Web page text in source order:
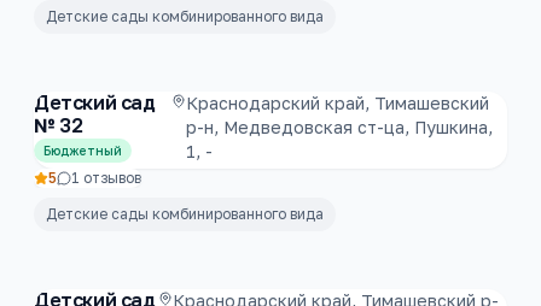
Детские сады комбинированного вида
Детский сад
№ 32
Бюджетный
Краснодарский край, Тимашевский
р-н, Медведовская ст-ца, Пушкина,
1, -
5 1 отзывов
Детские сады комбинированного вида
Детский сад
Краснодарский край, Тимашевский р-